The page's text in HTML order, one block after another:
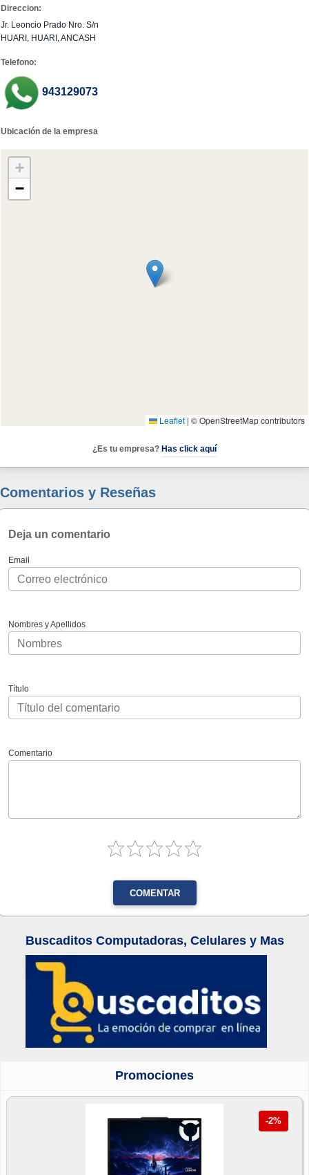
Direccion:
Jr. Leoncio Prado Nro. S/n
HUARI, HUARI, ANCASH
Telefono:
943129073
Ubicación de la empresa
+
−
Leaflet | © OpenStreetMap contributors
¿Es tu empresa? Has click aquí
Comentarios y Reseñas
Deja un comentario
Email
Nombres y Apellidos
Título
Comentario
COMENTAR
Buscaditos Computadoras, Celulares y Mas
Promociones
-2%